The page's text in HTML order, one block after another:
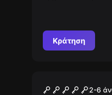
Κράτηση
Cinema2-6